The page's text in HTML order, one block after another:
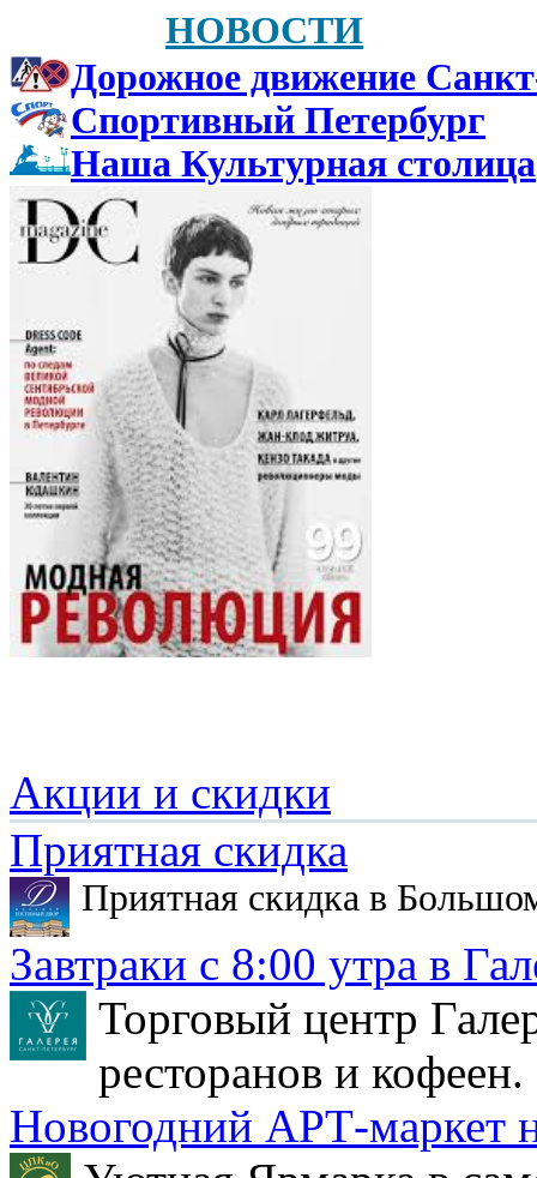
НОВОСТИ
Дорожное движение
Спортивный Петербург
Наша Культурная столица
Акции и скидки
Приятная скидка
Приятная скидка в
Завтраки с 8:00 утра в
Торговый центр
ресторанов и кофеен.
Новогодний АРТ-маркет